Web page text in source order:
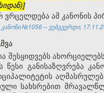
ვრცელდება ამ კანონის
№1056 – ვებგვერდი,
შესყიდვებს
განისაზღვრება
სახსრებით